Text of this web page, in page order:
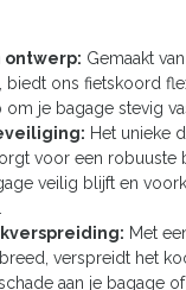
ontwerp: Gemaakt
biedt ons fietskoord
je bagage stevig
Het unieke
voor een robuuste
veilig blijft en
Met
verspreidt het
aan je bagage